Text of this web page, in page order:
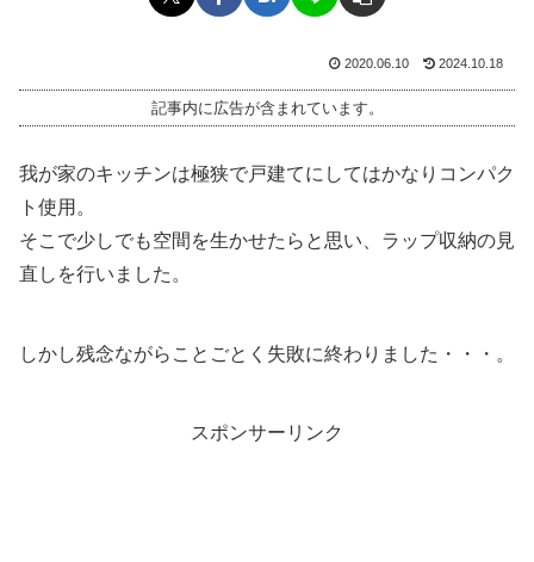
2020.06.10 2024.10.18
記事内に広告が含まれています。
我が家のキッチンは極狭で戸建てにしてはかなりコンパク
ト使用。
そこで少しでも空間を生かせたらと思い、ラップ収納の見
直しを行いました。
しかし残念ながらことごとく失敗に終わりました・・・。
スポンサーリンク